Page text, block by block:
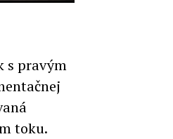
s pravým
toku.